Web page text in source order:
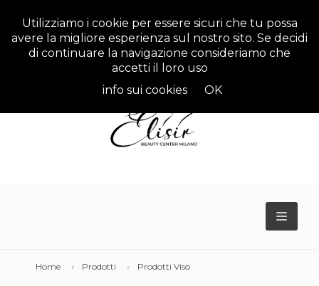
Home Prodotti Prodotti Viso
Utilizziamo i cookie per essere sicuri che tu possa
avere la migliore esperienza sul nostro sito. Se decidi
di continuare la navigazione consideriamo che
accetti il loro uso
info sui cookies
OK